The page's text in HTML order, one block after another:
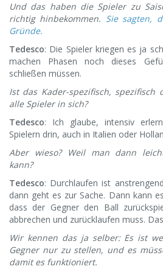
Und das haben die Spieler zu
richtig hinbekommen. Sie sagten,
Gründe.
Tedesco: Die Spieler kriegen es ja
machen Phasen noch dieses
schließen müssen.
Ist das Kader-spezifisch, spezifisch
alle Spieler in sich?
Tedesco: Ich glaube, intensiv
Spielern drin, auch in Italien oder
Aber wieso? Weil man dann
kann?
Tedesco: Durchlaufen ist
dann geht es zur Sache. Dann kann
dass der Gegner den Ball
abbrechen und zurücklaufen muss.
Wir kennen das ja selber: Es ist
Gegner nur zu stellen, und es
damit es funktioniert.